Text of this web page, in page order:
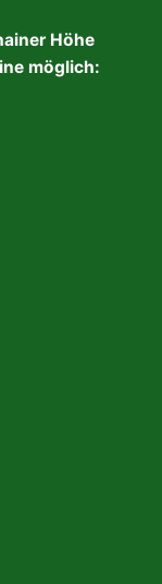
Höhe
möglich: